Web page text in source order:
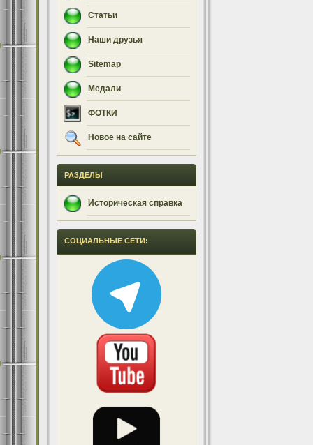
Статьи
Наши друзья
Sitemap
Медали
ФОТКИ
Новое на сайте
РАЗДЕЛЫ
Историческая справка
СОЦИАЛЬНЫЕ СЕТИ: